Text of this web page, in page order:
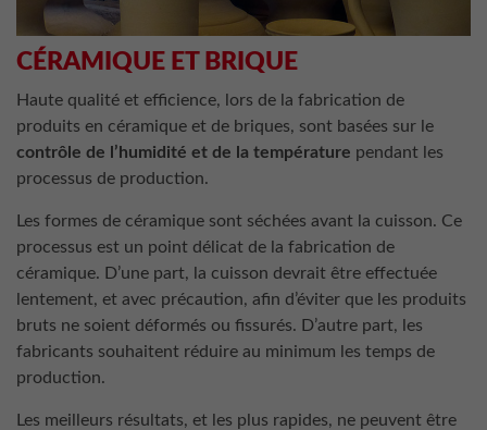
CÉRAMIQUE ET BRIQUE
Haute qualité et efficience, lors de la fabrication de
produits en céramique et de briques, sont basées sur le
contrôle de l’humidité et de la température pendant les
processus de production.
Les formes de céramique sont séchées avant la cuisson. Ce
processus est un point délicat de la fabrication de
céramique. D’une part, la cuisson devrait être effectuée
lentement, et avec précaution, afin d’éviter que les produits
bruts ne soient déformés ou fissurés. D’autre part, les
fabricants souhaitent réduire au minimum les temps de
production.
Les meilleurs résultats, et les plus rapides, ne peuvent être